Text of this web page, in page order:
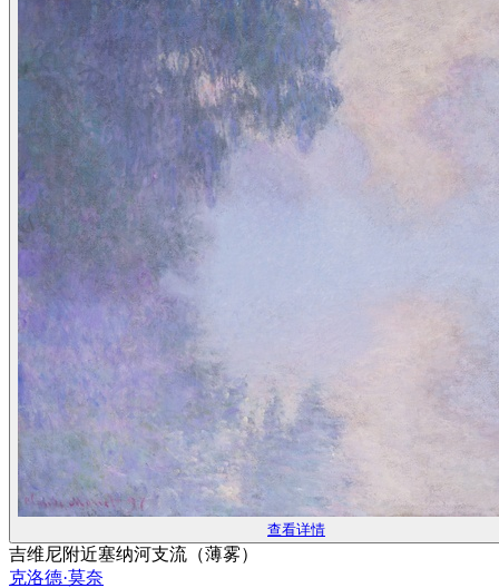
查看详情
吉维尼附近塞纳河支流（薄雾）
克洛德·莫奈